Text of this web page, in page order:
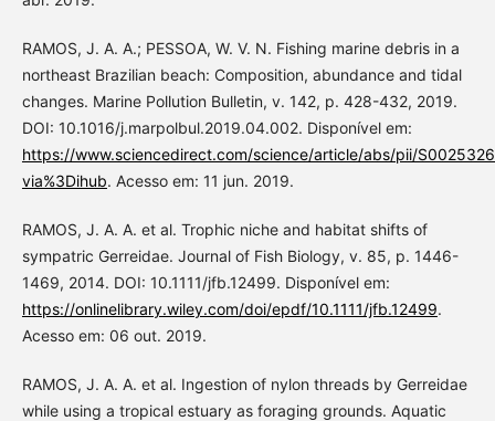
RAMOS, J. A. A.; PESSOA, W. V. N. Fishing marine debris in a
northeast Brazilian beach: Composition, abundance and tidal
changes. Marine Pollution Bulletin, v. 142, p. 428-432, 2019.
DOI: 10.1016/j.marpolbul.2019.04.002. Disponível em:
https://www.sciencedirect.com/science/article/abs/pii/
via%3Dihub. Acesso em: 11 jun. 2019.
RAMOS, J. A. A. et al. Trophic niche and habitat shifts of
sympatric Gerreidae. Journal of Fish Biology, v. 85, p. 1446-
1469, 2014. DOI: 10.1111/jfb.12499. Disponível em:
https://onlinelibrary.wiley.com/doi/epdf/10.1111/jfb.12499.
Acesso em: 06 out. 2019.
RAMOS, J. A. A. et al. Ingestion of nylon threads by Gerreidae
while using a tropical estuary as foraging grounds. Aquatic